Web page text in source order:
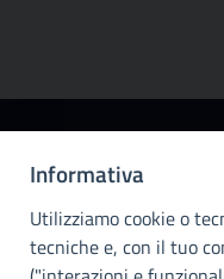
Palermo
Info e contatti
Informativa
Utilizziamo cookie o
tecniche e, con il tuo